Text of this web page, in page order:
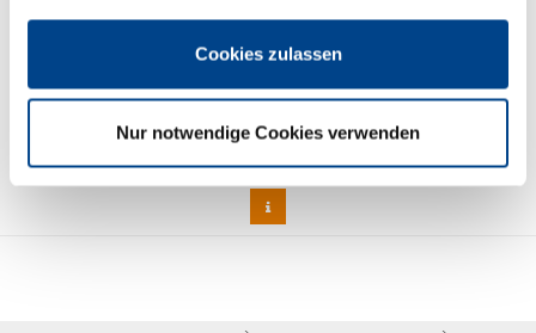
Cookies zulassen
Nur notwendige Cookies verwenden
3,90 €
Preis DEHOGA-Mitglieder:
2,90 €